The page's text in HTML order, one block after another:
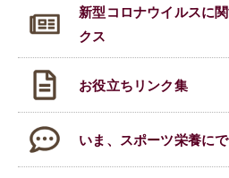
新型コロナウイルスに
クス
お役立ちリンク集
いま、スポーツ栄養に